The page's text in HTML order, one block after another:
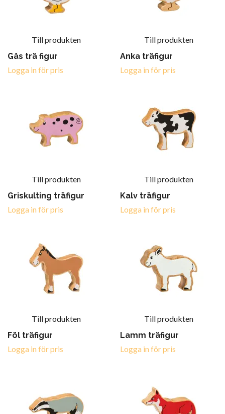
Till produkten
Gås trä figur
Logga in för pris
Till produkten
Anka träfigur
Logga in för pris
Till produkten
Griskulting träfigur
Logga in för pris
Till produkten
Kalv träfigur
Logga in för pris
Till produkten
Föl träfigur
Logga in för pris
Till produkten
Lamm träfigur
Logga in för pris